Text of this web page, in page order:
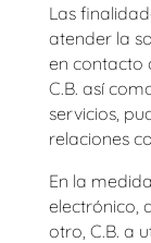
Las
atender la
en contacto
C.B. así
servicios,
relaciones
En la
electrónico,
otro, C.B. a